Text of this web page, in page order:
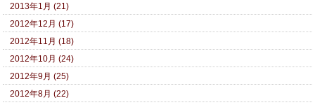
2013年1月 (21)
2012年12月 (17)
2012年11月 (18)
2012年10月 (24)
2012年9月 (25)
2012年8月 (22)